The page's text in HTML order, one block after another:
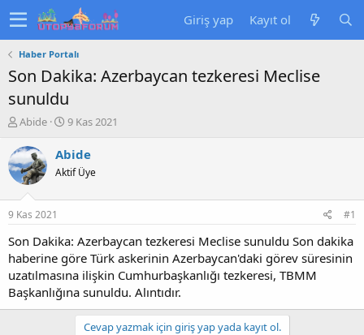
Giriş yap Kayıt ol
Haber Portalı
Son Dakika: Azerbaycan tezkeresi Meclise
sunuldu
K
n
u
y
b
a
ş
a
t
a
n
Abide
B
ş
a
ç
t
a
r
i
h
9 Kas 2021
Abide
Aktif Üye
9 Kas 2021 #1
Son Dakika: Azerbaycan tezkeresi Meclise sunuldu Son dakika
haberine göre Türk askerinin Azerbaycan'daki görev süresinin
uzatılmasına ilişkin Cumhurbaşkanlığı tezkeresi, TBMM
Başkanlığına sunuldu. Alıntıdır.
Cevap yazmak için giriş yap yada kayıt ol.